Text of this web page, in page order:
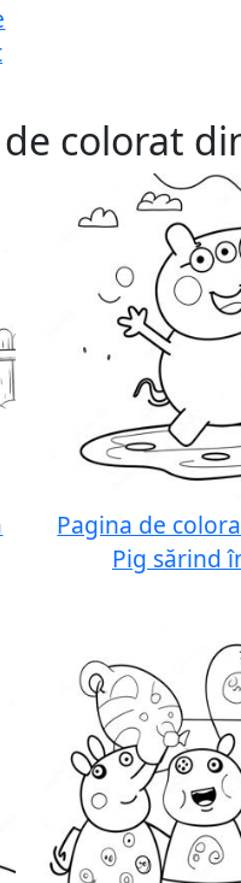
colorat
Pagina de
Pig sărind